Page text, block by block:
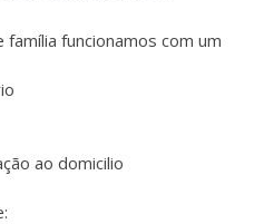
funcionamos com um
ao domicilio